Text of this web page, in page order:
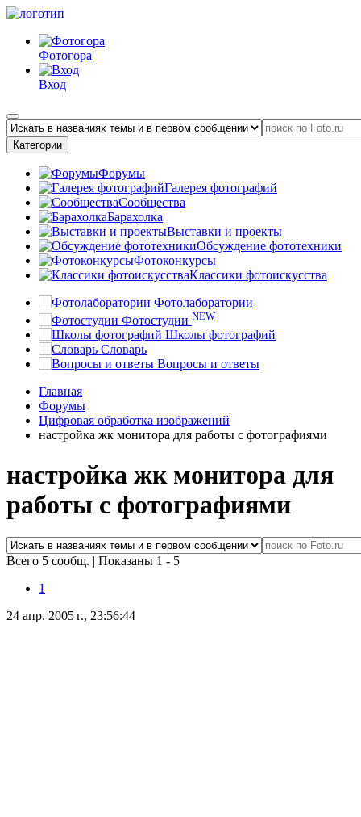
Фотогора
Вход
Категории
Форумы
Галерея фотографий
Сообщества
Барахолка
Выставки и проекты
Обсуждение фототехники
Фотоконкурсы
Классики фотоискусства
Фотолаборатории
Фотостудии NEW
Школы фотографий
Словарь
Вопросы и ответы
Главная
Форумы
Цифровая обработка изображений
настройка жк монитора для работы с фотографиями
настройка жк монитора для
работы с фотографиями
Всего 5 сообщ. | Показаны 1 - 5
1
24 апр. 2005 г., 23:56:44